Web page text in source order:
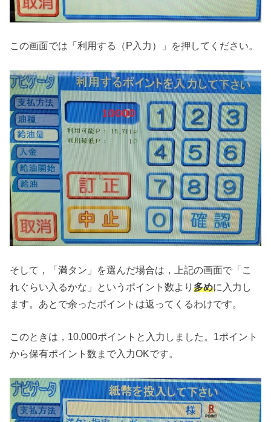
この画面では「利用する（P入力）」を押してください。
そして，「満タン」を選んだ場合は，上記の画面で「こ
れぐらい入るかな」というポイント数より多めに入力し
ます。あとで余ったポイントは返ってくるわけです。
このときは，10,000ポイントと入力しました。1ポイント
から保有ポイント数まで入力OKです。